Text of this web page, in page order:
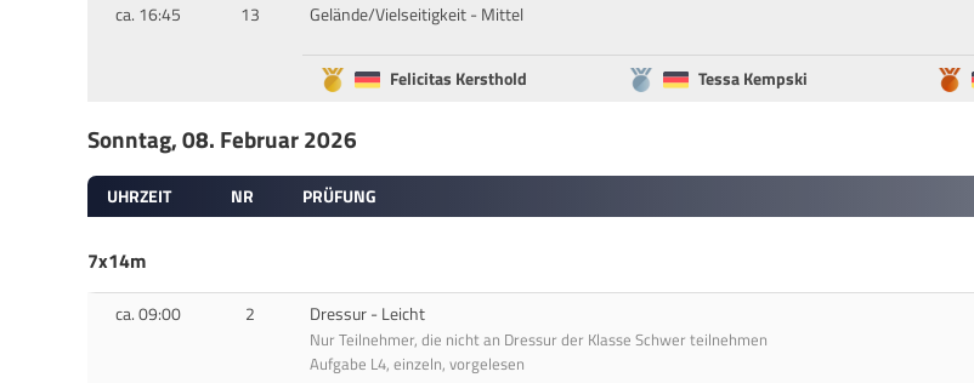
ca. 16:45 13 Gelände/Vielseitigkeit - Mittel
Felicitas Kersthold Tessa Kempski
Sonntag, 08. Februar 2026
UHRZEIT NR PRÜFUNG
7x14m
ca. 09:00 2 Dressur - Leicht
Nur Teilnehmer, die nicht an Dressur der Klasse Schwer teilnehmen
Aufgabe L4, einzeln, vorgelesen